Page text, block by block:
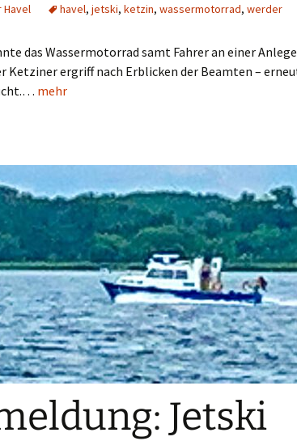
Havel havel, jetski, ketzin, wassermotorrad, werder
das Wassermotorrad samt Fahrer an einer
Ketziner ergriff nach Erblicken der Beamten –
mehr
Jetski